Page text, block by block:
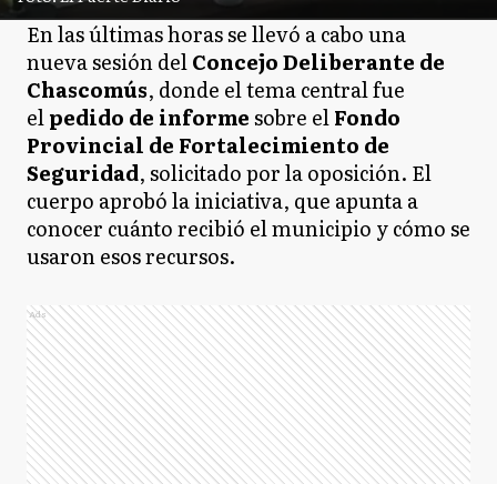
En las últimas horas se llevó a cabo una
nueva sesión delConcejo Deliberante de
Chascomús, donde el tema central fue
elpedido de informesobre elFondo
Provincial de Fortalecimiento de
Seguridad, solicitado por la oposición. El
cuerpo aprobó la iniciativa, que apunta a
conocer cuánto recibió el municipio y cómo se
usaron esos recursos.
Ads